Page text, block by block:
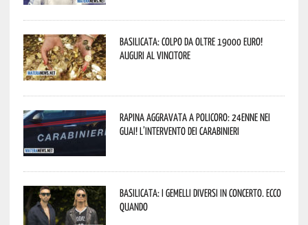
Basilicata: colpo da oltre 19000 Euro!
Auguri al vincitore
Rapina aggravata a Policoro: 24enne nei
guai! L’intervento dei Carabinieri
Basilicata: i Gemelli DiVersi in concerto. Ecco
quando